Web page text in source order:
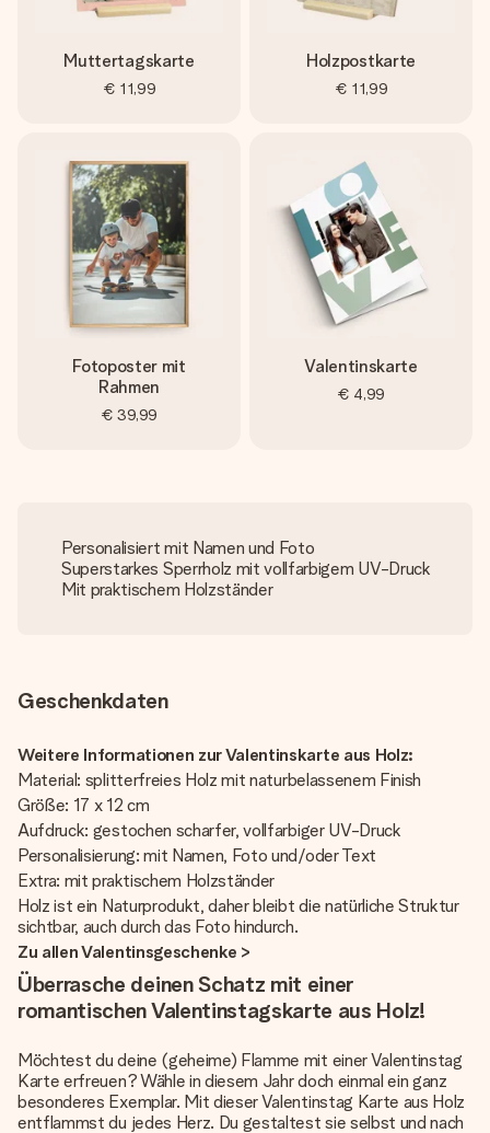
Muttertagskarte
€ 11,99
Holzpostkarte
€ 11,99
Fotoposter mit
Rahmen
€ 39,99
Valentinskarte
€ 4,99
Personalisiert mit Namen und Foto
Superstarkes Sperrholz mit vollfarbigem UV-Druck
Mit praktischem Holzständer
Geschenkdaten
Weitere Informationen zur Valentinskarte aus Holz:
Material: splitterfreies Holz mit naturbelassenem Finish
Größe: 17 x 12 cm
Aufdruck: gestochen scharfer, vollfarbiger UV-Druck
Personalisierung: mit Namen, Foto und/oder Text
Extra: mit praktischem Holzständer
Holz ist ein Naturprodukt, daher bleibt die natürliche Struktur
sichtbar, auch durch das Foto hindurch.
Zu allen Valentinsgeschenke >
Überrasche deinen Schatz mit einer
romantischen Valentinstagskarte aus Holz!
Möchtest du deine (geheime) Flamme mit einer Valentinstag
Karte erfreuen? Wähle in diesem Jahr doch einmal ein ganz
besonderes Exemplar. Mit dieser Valentinstag Karte aus Holz
entflammst du jedes Herz. Du gestaltest sie selbst und nach